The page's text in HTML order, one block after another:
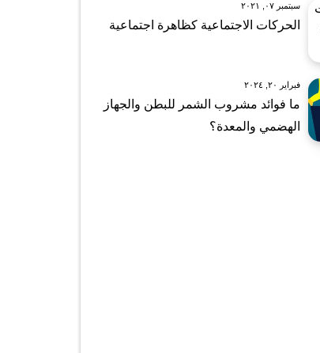
سبتمبر ٠٧, ٢٠٢١
الحركات الاجتماعية كظاهرة اجتماعية
فبراير ٢٠, ٢٠٢٤
ما فوائد مشروب الشمر للبطن والجهاز
الهضمي والمعدة؟